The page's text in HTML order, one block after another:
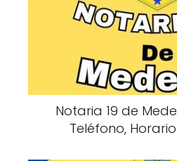
Notaria 19 de
Teléfono,